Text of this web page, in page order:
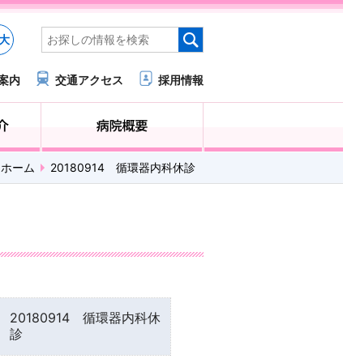
内 交通アクセス 採用情報
ホーム 20180914 循環器内科休診
20180914 循環器内科休
診